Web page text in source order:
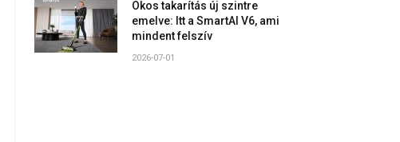
Okos takarítás új szintre
emelve: Itt a SmartAI V6, ami
mindent felszív
2026-07-01